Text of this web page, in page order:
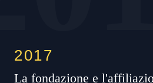
2017
La fondazione e